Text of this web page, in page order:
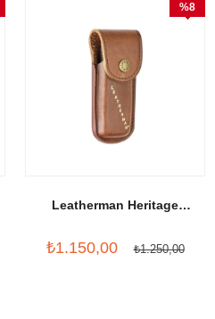
Leatherman Heritage
₺1.150,00 ₺1.250,00
%8